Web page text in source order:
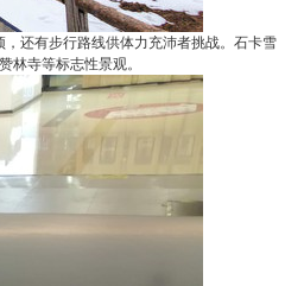
还有步行路线供体力充沛者挑战。石卡雪
林寺等标志性景观。